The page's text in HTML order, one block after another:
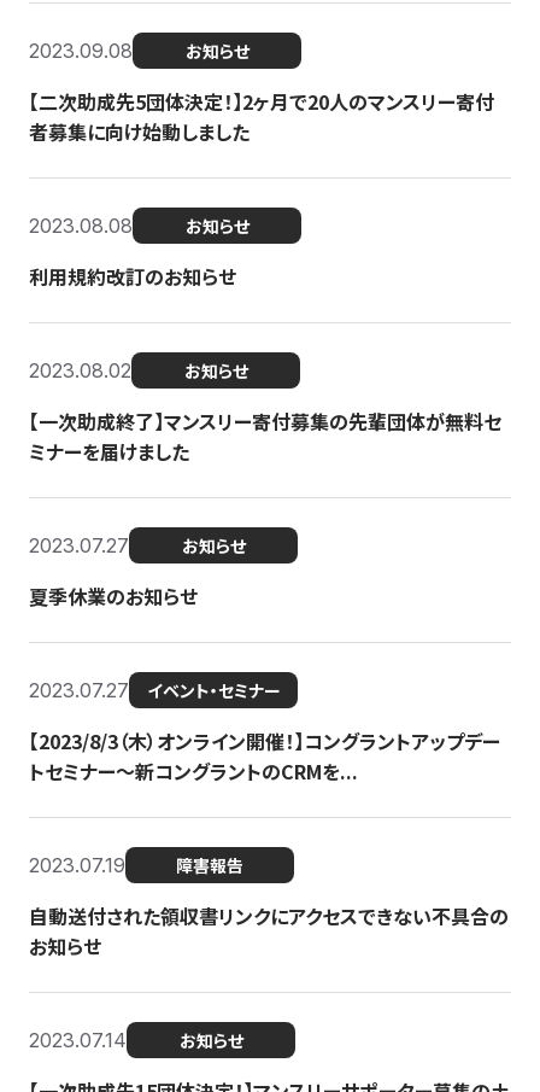
2023.09.08 お知らせ
【二次助成先5団体決定！】2ヶ月で20人のマンスリー寄付
者募集に向け始動しました
2023.08.08 お知らせ
利用規約改訂のお知らせ
2023.08.02 お知らせ
【一次助成終了】マンスリー寄付募集の先輩団体が無料セ
ミナーを届けました
2023.07.27 お知らせ
夏季休業のお知らせ
2023.07.27 イベント・セミナー
【2023/8/3（木）オンライン開催！】コングラントアップデー
トセミナー〜新コングラントのCRMを...
2023.07.19 障害報告
自動送付された領収書リンクにアクセスできない不具合の
お知らせ
2023.07.14 お知らせ